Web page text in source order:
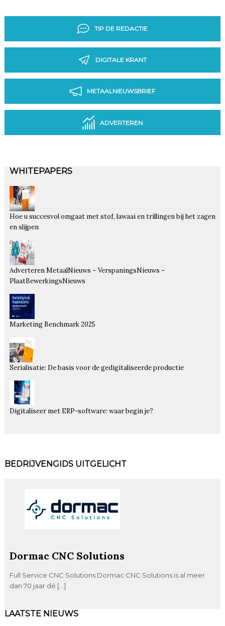
TIP DE REDACTIE
DIGITALE KRANT
METAALNIEUWSBRIEF
ADVERTEREN
WHITEPAPERS
Hoe u succesvol omgaat met stof, lawaai en trillingen bij het zagen
en slijpen
Adverteren MetaalNieuws – VerspaningsNieuws –
PlaatBewerkingsNieuws
Marketing Benchmark 2025
Serialisatie: De basis voor de gedigitaliseerde productie
Digitaliseer met ERP-software: waar begin je?
BEDRIJVENGIDS UITGELICHT
Dormac CNC Solutions
Full Service CNC Solutions Dormac CNC Solutions is al meer
dan 70 jaar dé […]
LAATSTE NIEUWS